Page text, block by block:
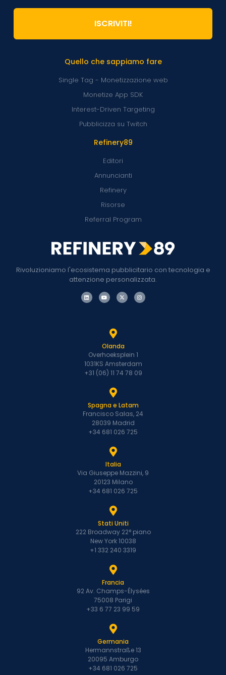
Rivoluzioniamo l'ecosistema pubblicitario con tecnologia e
attenzione personalizzata.
Refinery89
Editori
Annuncianti
Refinery
Risorse
Referral Program
Quello che sappiamo fare
Single Tag - Monetizzazione web
Monetize App SDK
Interest-Driven Targeting
Pubblicizza su Twitch
ISCRIVITI!
Olanda
Overhoeksplein 1
1031KS Amsterdam
+31 (06) 11 74 78 09
Spagna e Latam
Francisco Salas, 24
28039 Madrid
+34 681 026 725
Italia
Via Giuseppe Mazzini, 9
20123 Milano
+34 681 026 725
Stati Uniti
222 Broadway 22° piano
New York 10038
+1 332 240 3319
Francia
92 Av. Champs-Élysées
75008 Parigi
+33 6 77 23 99 59
Germania
Hermannstraße 13
20095 Amburgo
+34 681 026 725